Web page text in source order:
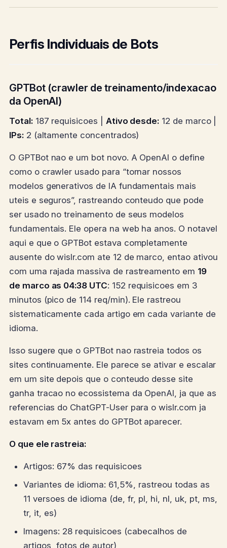
Perfis Individuais de Bots
GPTBot (crawler de treinamento/indexacao
da OpenAI)
Total:187 requisicoes | Ativo desde: 12 de marco |
IPs:2 (altamente concentrados)
O GPTBot nao e um bot novo. A OpenAI o define
como o crawler usado para “tornar nossos
modelos generativos de IA fundamentais mais
uteis e seguros”, rastreando conteudo que pode
ser usado no treinamento de seus modelos
fundamentais. Ele opera na web ha anos. O notavel
aqui e que o GPTBot estava completamente
ausente do wislr.com ate 12 de marco, entao ativou
com uma rajada massiva de rastreamento em 19
de marco as 04:38 UTC: 152 requisicoes em 3
minutos (pico de 114 req/min). Ele rastreou
sistematicamente cada artigo em cada variante de
idioma.
Isso sugere que o GPTBot nao rastreia todos os
sites continuamente. Ele parece se ativar e escalar
em um site depois que o conteudo desse site
ganha tracao no ecossistema da OpenAI, ja que as
referencias do ChatGPT-User para o wislr.com ja
estavam em 5x antes do GPTBot aparecer.
O que ele rastreia:
Artigos: 67% das requisicoes
Variantes de idioma: 61,5%, rastreou todas as
11 versoes de idioma (de, fr, pl, hi, nl, uk, pt, ms,
tr, it, es)
Imagens: 28 requisicoes (cabecalhos de
artigos, fotos de autor)